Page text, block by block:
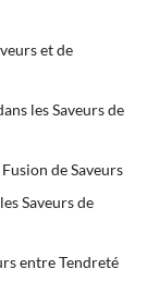
et de
les Saveurs de
de Saveurs
Saveurs de
entre Tendreté